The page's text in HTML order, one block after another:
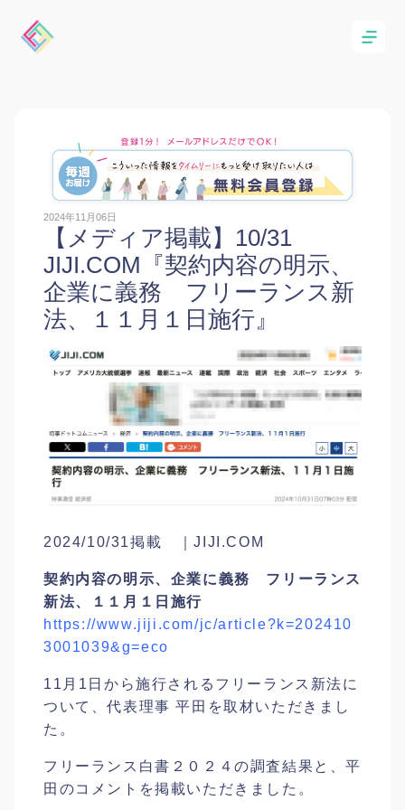
2024年11月06日
【メディア掲載】10/31
JIJI.COM『契約内容の明示、
企業に義務 フリーランス新
法、１１月１日施行』
2024/10/31掲載 ｜JIJI.COM
契約内容の明示、企業に義務 フリーランス
新法、１１月１日施行
https://www.jiji.com/jc/article?k=202410
3001039&g=eco
11月1日から施行されるフリーランス新法に
ついて、代表理事 平田を取材いただきまし
た。
フリーランス白書２０２４の調査結果と、平
田のコメントを掲載いただきました。